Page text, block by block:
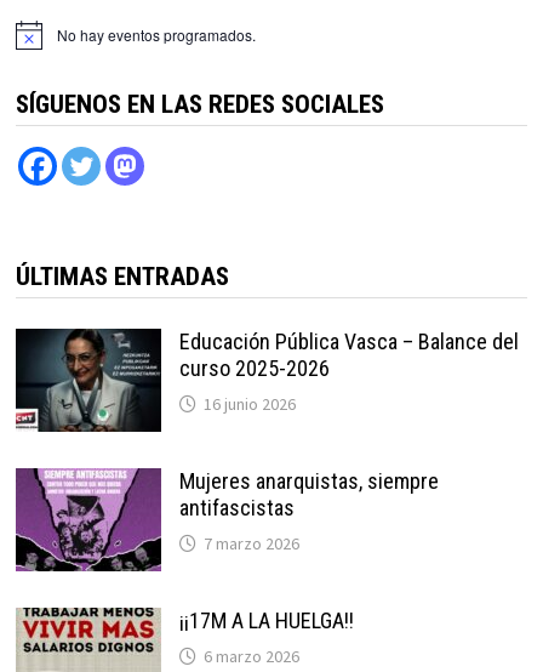
No hay eventos programados.
SÍGUENOS EN LAS REDES SOCIALES
ÚLTIMAS ENTRADAS
Educación Pública Vasca – Balance del
curso 2025-2026
16 junio 2026
Mujeres anarquistas, siempre
antifascistas
7 marzo 2026
¡¡17M A LA HUELGA!!
6 marzo 2026